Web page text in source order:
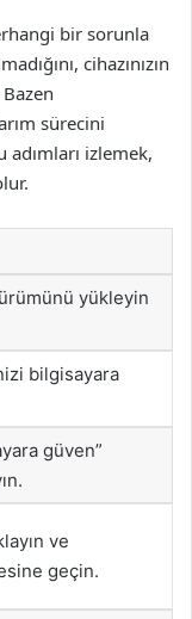
bir sorunla
cihazınızın
sürecini
izlemek,
yükleyin
bilgisayara
güven”
ve
geçin.